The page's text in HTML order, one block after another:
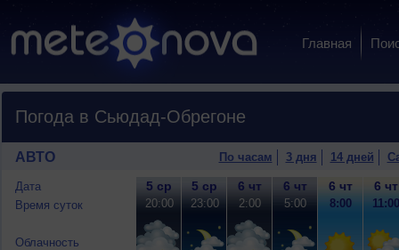
Главная
Погода в Сьюдад-Обрегоне
АВТО По часам 3 дня 14 дней
Дата
Время суток
Облачность
5 ср
20:00
5 ср
23:00
6 чт
2:00
6 чт
5:00
6 чт
8:00
6 чт
11:00